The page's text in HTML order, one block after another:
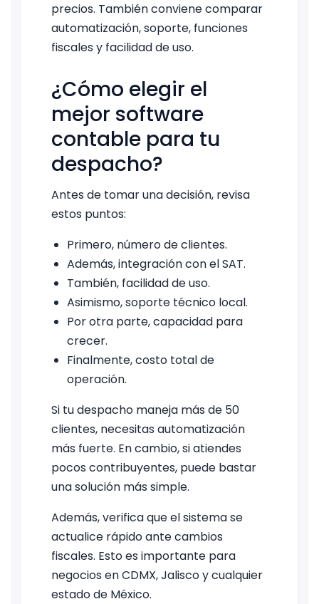
precios. También conviene comparar
automatización, soporte, funciones
fiscales y facilidad de uso.
¿Cómo elegir el
mejor software
contable para tu
despacho?
Antes de tomar una decisión, revisa
estos puntos:
Primero, número de clientes.
Además, integración con el SAT.
También, facilidad de uso.
Asimismo, soporte técnico local.
Por otra parte, capacidad para
crecer.
Finalmente, costo total de
operación.
Si tu despacho maneja más de 50
clientes, necesitas automatización
más fuerte. En cambio, si atiendes
pocos contribuyentes, puede bastar
una solución más simple.
Además, verifica que el sistema se
actualice rápido ante cambios
fiscales. Esto es importante para
negocios en CDMX, Jalisco y cualquier
estado de México.